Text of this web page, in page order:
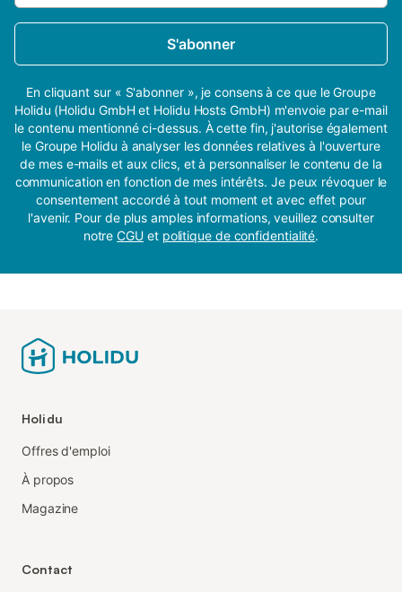
S'abonner
En cliquant sur « S'abonner », je consens à ce que le Groupe
Holidu (Holidu GmbH et Holidu Hosts GmbH) m'envoie par e-mail
le contenu mentionné ci-dessus. À cette fin, j'autorise également
le Groupe Holidu à analyser les données relatives à l'ouverture
de mes e-mails et aux clics, et à personnaliser le contenu de la
communication en fonction de mes intérêts. Je peux révoquer le
consentement accordé à tout moment et avec effet pour
l'avenir. Pour de plus amples informations, veuillez consulter
notreCGU et politique de confidentialité.
Holidu
Offres d'emploi
À propos
Magazine
Contact